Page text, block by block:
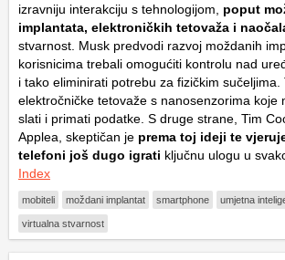
izravniju interakciju s tehnologijom, poput
implantata, elektroničkih tetovaža i
stvarnost. Musk predvodi razvoj moždanih
korisnicima trebali omogućiti kontrolu nad
i tako eliminirati potrebu za fizičkim sučeljima.
elektročničke tetovaže s nanosenzorima koje
slati i primati podatke. S druge strane, Tim
Applea, skeptičan je prema toj ideji te
telefoni još dugo igrati ključnu ulogu u
Index
mobiteli moždani implantat smartphone umjetna
virtualna stvarnost